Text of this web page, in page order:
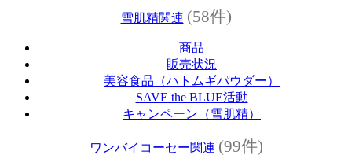
雪肌精関連 (58件)
商品
販売状況
美容食品（ハトムギパウダー）
SAVE the BLUE活動
キャンペーン（雪肌精）
ワンバイコーセー関連 (99件)